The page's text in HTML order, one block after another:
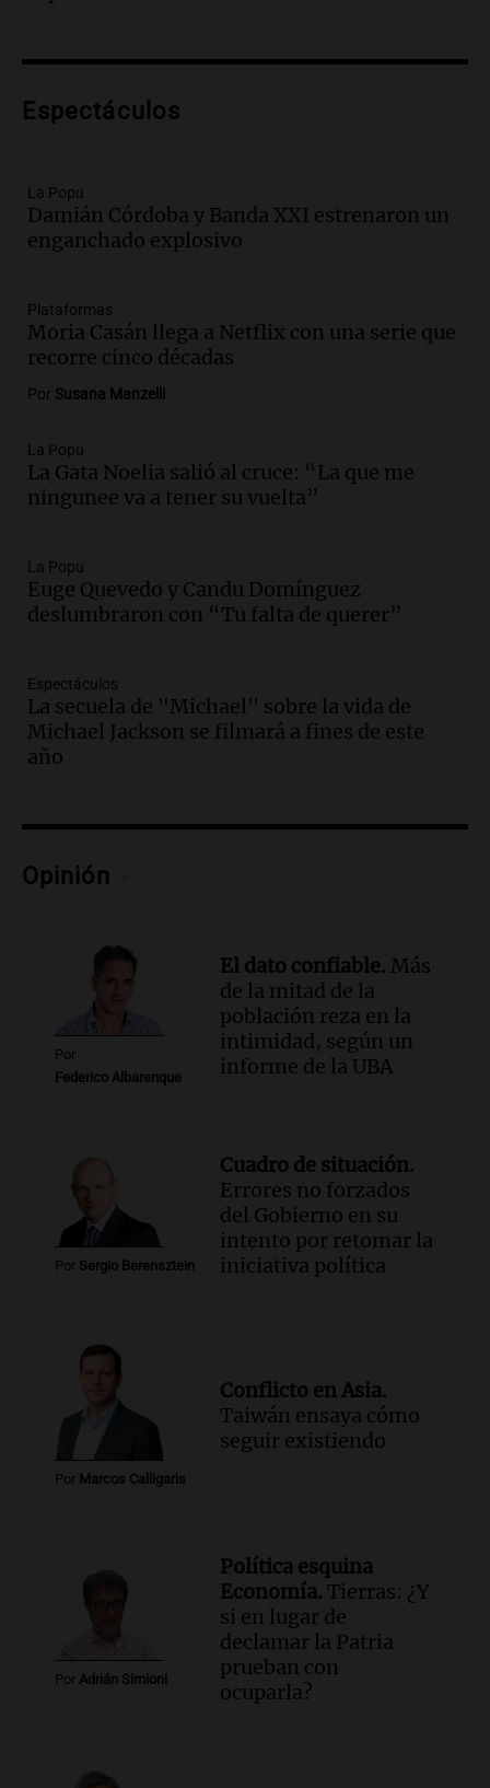
Episodios
perjudicar la economía estadounidense
Episodios
Audio.México y Perú reanudan
relaciones diplomáticas tras nueve
Episodios
Audio.Kicillof critica represión en
este miércoles
Episodios
Audio.Donald Trump acusa a México de
perjudicar a Estados Unidos en medio de
Episodios
Audio.Oncativo presenta su 52ª Fiesta
Juntos
Episodios
Audio.El reclamo del sector industrial
Audio.
Panorama Federal
Episodios
Audio. Uspallata enfrenta un temporal
de nieve que deja varados a 1500
camiones por más de 24 días
Noticias
"Lamentablemente nadie va a
devolvérnosla"
Siempre Juntos Rosario
Audio.Se divorciaron y la Justicia
Desayuno de Juntos
Episodios
Audio.
Una mujer fallece tras vuelco de
vehículo en la Circunvalación Este-
Oeste en Salta
Panorama Federal
Espectáculos
La Popu
Damián Córdoba y Banda XXI estrenaron un
enganchado explosivo
Plataformas
Moria Casán llega a Netflix con una serie que
recorre cinco décadas
Por Susana Manzelli
La Popu
La Gata Noelia salió al cruce: “La que me
ningunee va a tener su vuelta”
La Popu
Euge Quevedo y Candu Domínguez
deslumbraron con “Tu falta de querer”
Espectáculos
La secuela de "Michael" sobre la vida de
Michael Jackson se filmará a fines de este
año
Opinión
Por
Federico Albarenque
El dato confiable. Más
de la mitad de la
población reza en la
intimidad, según un
informe de la UBA
Por Sergio Berensztein
Cuadro de situación.
Errores no forzados
del Gobierno en su
intento por retomar la
iniciativa política
Por Marcos Calligaris
Conflicto en Asia.
Taiwán ensaya cómo
seguir existiendo
Por Adrián Simioni
Política esquina
Economía. Tierras: ¿Y
si en lugar de
declamar la Patria
prueban con
ocuparla?